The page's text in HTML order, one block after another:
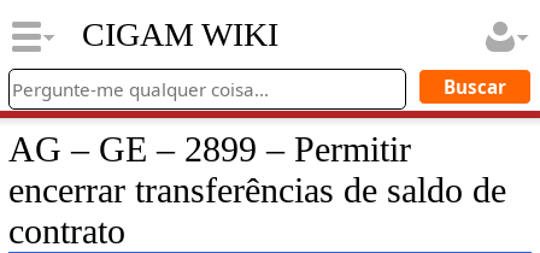
CIGAM WIKI
AG – GE – 2899 – Permitir
encerrar transferências de saldo de
contrato